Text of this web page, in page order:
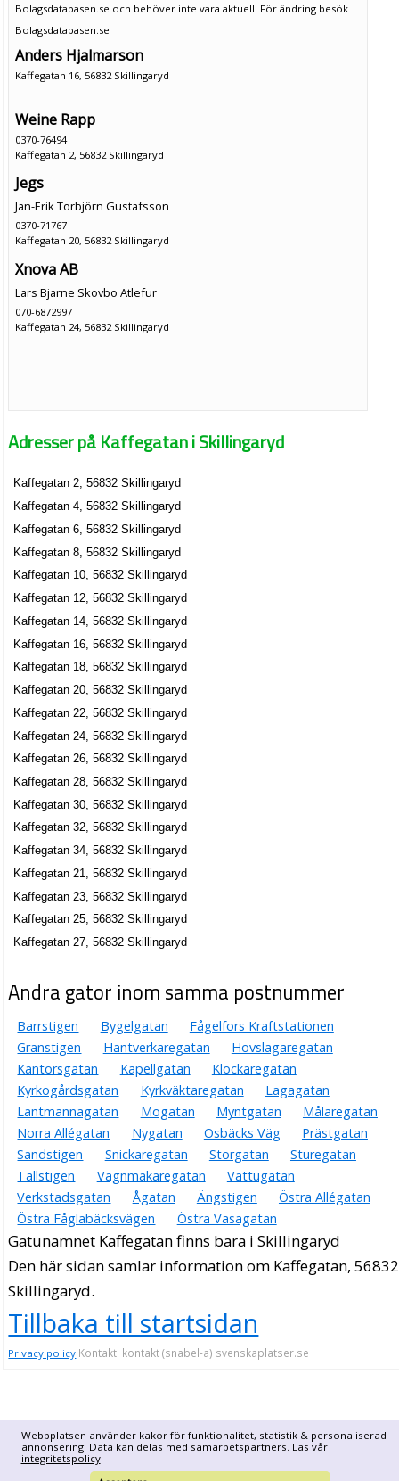
Webbplatsen använder kakor för funktionalitet, statistik & personaliserad
annonsering. Data kan delas med samarbetspartners. Läs vår
integritetspolicy.
Bolagsdatabasen.se och behöver inte vara aktuell. För ändring besök
Bolagsdatabasen.se
Anders Hjalmarson
Kaffegatan 16, 56832 Skillingaryd
Weine Rapp
0370-76494
Kaffegatan 2, 56832 Skillingaryd
Jegs
Jan-Erik Torbjörn Gustafsson
0370-71767
Kaffegatan 20, 56832 Skillingaryd
Xnova AB
Lars Bjarne Skovbo Atlefur
070-6872997
Kaffegatan 24, 56832 Skillingaryd
Adresser på Kaffegatan i Skillingaryd
Kaffegatan 2, 56832 Skillingaryd
Kaffegatan 4, 56832 Skillingaryd
Kaffegatan 6, 56832 Skillingaryd
Kaffegatan 8, 56832 Skillingaryd
Kaffegatan 10, 56832 Skillingaryd
Kaffegatan 12, 56832 Skillingaryd
Kaffegatan 14, 56832 Skillingaryd
Kaffegatan 16, 56832 Skillingaryd
Kaffegatan 18, 56832 Skillingaryd
Kaffegatan 20, 56832 Skillingaryd
Kaffegatan 22, 56832 Skillingaryd
Kaffegatan 24, 56832 Skillingaryd
Kaffegatan 26, 56832 Skillingaryd
Kaffegatan 28, 56832 Skillingaryd
Kaffegatan 30, 56832 Skillingaryd
Kaffegatan 32, 56832 Skillingaryd
Kaffegatan 34, 56832 Skillingaryd
Kaffegatan 21, 56832 Skillingaryd
Kaffegatan 23, 56832 Skillingaryd
Kaffegatan 25, 56832 Skillingaryd
Kaffegatan 27, 56832 Skillingaryd
Andra gator inom samma postnummer
Barrstigen Bygelgatan
Fågelfors Kraftstationen
Granstigen
Hantverkaregatan
Hovslagaregatan
Kantorsgatan
Kapellgatan
Klockaregatan
Kyrkogårdsgatan
Kyrkväktaregatan
Lagagatan
Lantmannagatan
Mogatan Myntgatan
Målaregatan
Norra Allégatan
Nygatan Osbäcks Väg
Prästgatan
Sandstigen
Snickaregatan Storgatan
Sturegatan
Tallstigen
Vagnmakaregatan
Vattugatan
Verkstadsgatan
Ågatan Ängstigen
Östra Allégatan
Östra Fåglabäcksvägen
Östra Vasagatan
Gatunamnet Kaffegatan finns bara i Skillingaryd
Den här sidan samlar information om Kaffegatan,
Skillingaryd.
Tillbaka till startsidan
Privacy policy Kontakt: kontakt (snabel-a) svenskaplatser.se